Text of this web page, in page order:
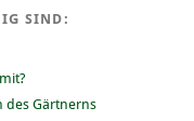
SIND:
des Gärtnerns